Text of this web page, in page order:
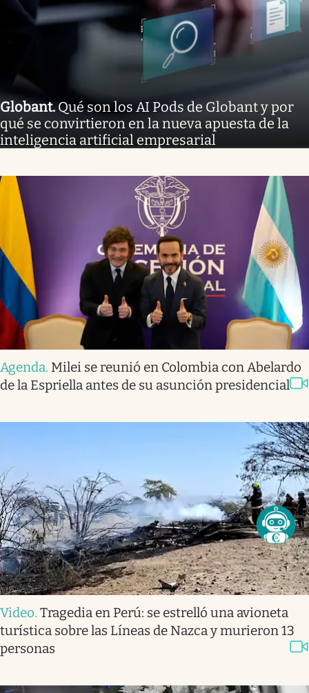
Globant.Qué son los AI Pods de Globant y por
qué se convirtieron en la nueva apuesta de la
inteligencia artificial empresarial
Agenda. Milei se reunió en Colombia con Abelardo
de la Espriella antes de su asunción presidencial
Video. Tragedia en Perú: se estrelló una avioneta
turística sobre las Líneas de Nazca y murieron 13
personas